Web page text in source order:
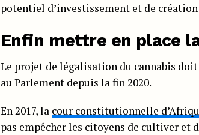
potentiel d’investissement et de création
Enfin mettre en place
Le projet de légalisation du cannabis
au Parlement depuis la fin 2020.
En 2017, la cour constitutionnelle
pas empêcher les citoyens de cultiver et